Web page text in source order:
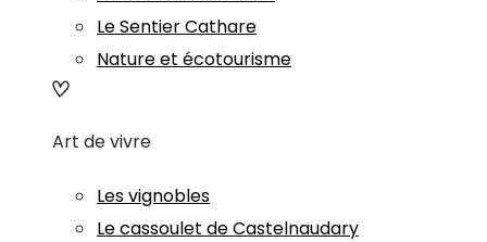
Le Sentier Cathare
Nature et écotourisme
Art de vivre
Les vignobles
Le cassoulet de Castelnaudary